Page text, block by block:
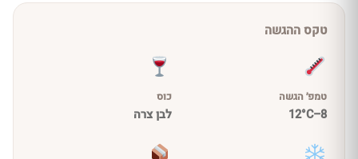
טקס ההגשה
טמפ׳ הגשה
8–12°C
כוס
לבן צרה